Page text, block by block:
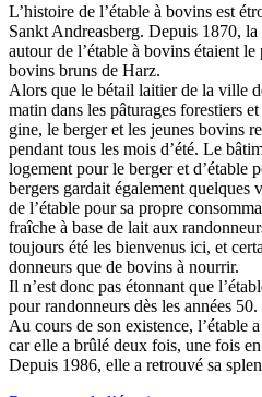
L’his­toire de l’é­table à bovins est
Sankt Andreas­berg. Depuis 1870,
autour de l’é­table à bovins étaient le
bovins bruns de Harz.
Alors que le bétail lai­tier de la ville
matin dans les pâtu­rages fores­tiers
gine, le ber­ger et les jeunes bovins
pen­dant tous les mois d’é­té. Le
loge­ment pour le ber­ger et d’é­table
ber­gers gar­dait éga­le­ment quelques
de l’é­table pour sa propre
fraîche à base de lait aux
tou­jours été les bien­ve­nus ici, et
don­neurs que de bovins à nour­rir.
Il n’est donc pas éton­nant que
pour ran­don­neurs dès les années 50.
Au cours de son exis­tence, l’é­table
car elle a brû­lé deux fois, une fois
Depuis 1986, elle a retrou­vé sa